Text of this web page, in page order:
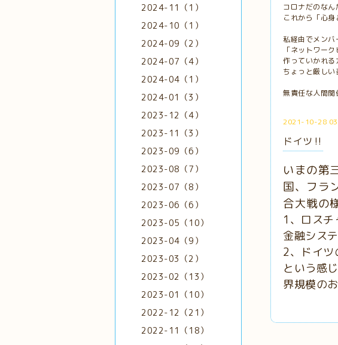
コロナだのなん
これから「心
私経由でメンバ
「ネットワー
作っていかれ
ちょっと厳し
無責任な人間関
2021-10-28
ドイツ‼️
いまの第
国、フラ
合大戦の
1、ロスチ
金融シス
2、ドイツ
という感
界規模の
2024-11（1）
2024-10（1）
2024-09（2）
2024-07（4）
2024-04（1）
2024-01（3）
2023-12（4）
2023-11（3）
2023-09（6）
2023-08（7）
2023-07（8）
2023-06（6）
2023-05（10）
2023-04（9）
2023-03（2）
2023-02（13）
2023-01（10）
2022-12（21）
2022-11（18）